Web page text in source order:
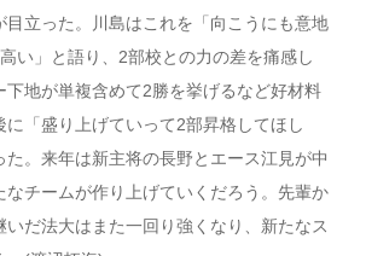
目立った。川島はこれを「向こうにも意地
い」と語り、2部校との力の差を痛感し
下地が単複含めて2勝を挙げるなど好材料
に「盛り上げていって2部昇格してほし
た。来年は新主将の長野とエース江見が中
なチームが作り上げていくだろう。先輩か
いだ法大はまた一回り強くなり、新たなス